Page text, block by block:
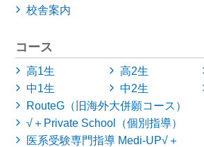
校舎案内
コース
高1生 高2生
中1生
中2生
RouteG（旧海外大併願コース）
√＋Private School（個別指導）
医系受験専門指導 Medi-UP√＋